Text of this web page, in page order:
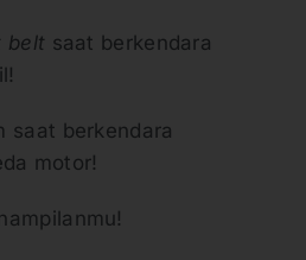
belt saat berkendara
saat berkendara
motor!